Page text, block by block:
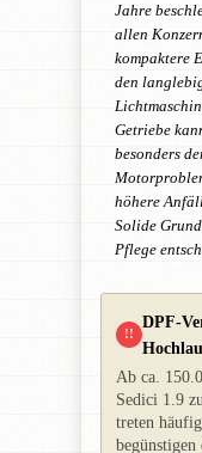
Jahre
allen
kompaktere
den
Getriebe
besonders
höhere
Solide
Pflege
!!
DPF-
Ab ca.
Sedici 1.9
treten
begünstigen